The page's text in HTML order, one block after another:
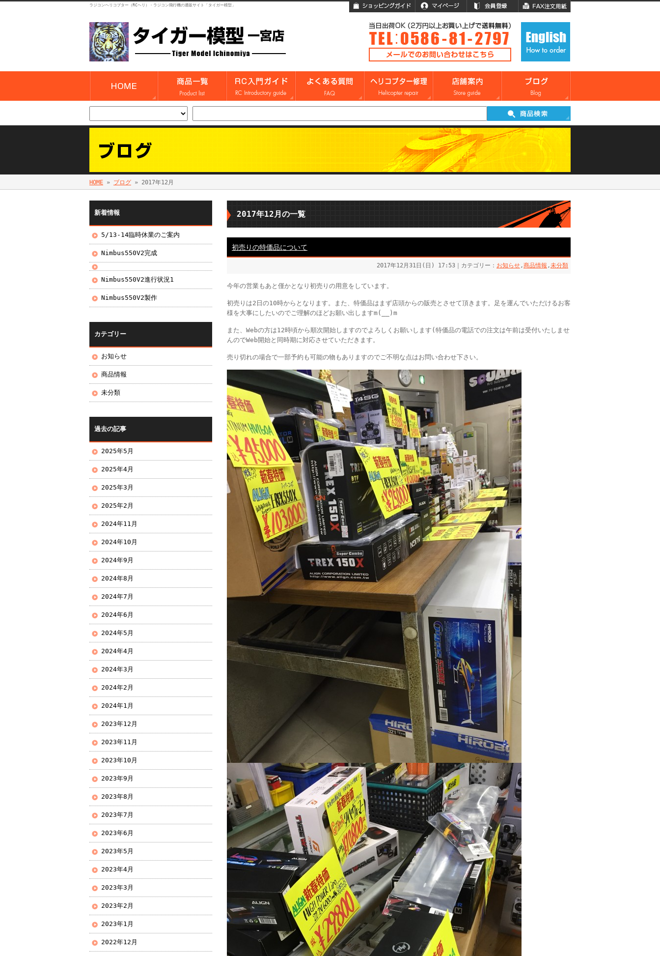
ラジコンヘリコプター（RCヘリ）・ラジコン飛行機の通販サイト「タイガー模型」
HOME » ブログ » 2017年12月
2017年12月の一覧
初売りの特価品について
2017年12月31日(日) 17:53｜カテゴリー： お知らせ,商品情報 ,未分類
今年の営業もあと僅かとなり初売りの用意をしています。
初売りは2日の10時からとなります。また、特価品はまず店頭からの販売とさせて頂きます。足を運んでいただけるお客
様を大事にしたいのでご理解のほどお願い出しますm(__)m
また、Webの方は12時頃から順次開始しますのでよろしくお願いします(特価品の電話での注文は午前は受付いたしませ
んのでWeb開始と同時期に対応させていただきます。
売り切れの場合で一部予約も可能の物もありますのでご不明な点はお問い合わせ下さい。
新着情報
5/13-14臨時休業のご案内
Nimbus550V2完成
Nimbus550V2進行状況1
Nimbus550V2製作
カテゴリー
お知らせ
商品情報
未分類
過去の記事
2025年5月
2025年4月
2025年3月
2025年2月
2024年11月
2024年10月
2024年9月
2024年8月
2024年7月
2024年6月
2024年5月
2024年4月
2024年3月
2024年2月
2024年1月
2023年12月
2023年11月
2023年10月
2023年9月
2023年8月
2023年7月
2023年6月
2023年5月
2023年4月
2023年3月
2023年2月
2023年1月
2022年12月